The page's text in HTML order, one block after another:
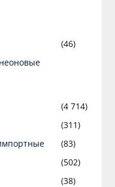
(46)
(4 714)
(311)
(83)
(502)
(38)